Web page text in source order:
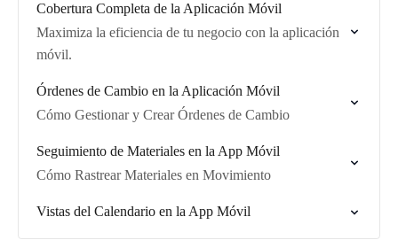
Cobertura Completa de la Aplicación Móvil
Maximiza la eficiencia de tu negocio con la aplicación
móvil.
Órdenes de Cambio en la Aplicación Móvil
Cómo Gestionar y Crear Órdenes de Cambio
Seguimiento de Materiales en la App Móvil
Cómo Rastrear Materiales en Movimiento
Vistas del Calendario en la App Móvil